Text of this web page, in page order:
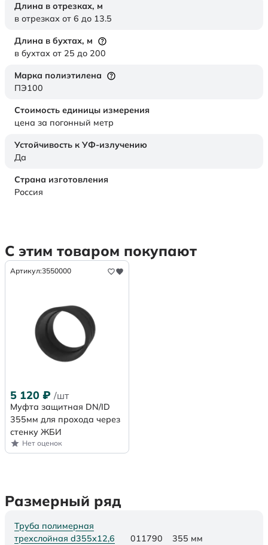
Длина в отрезках, м
в отрезках от 6 до 13.5
Длина в бухтах, м
в бухтах от 25 до 200
Марка полиэтилена
ПЭ100
Стоимость единицы измерения
цена за погонный метр
Устойчивость к УФ-излучению
Да
Страна изготовления
Россия
С этим товаром покупают
Артикул:3550000
5 120 ₽ /шт
Муфта защитная DN/ID
355мм для прохода через
стенку ЖБИ
Нет оценок
Размерный ряд
Труба полимерная
трехслойная d355х12,6
011790 355 мм